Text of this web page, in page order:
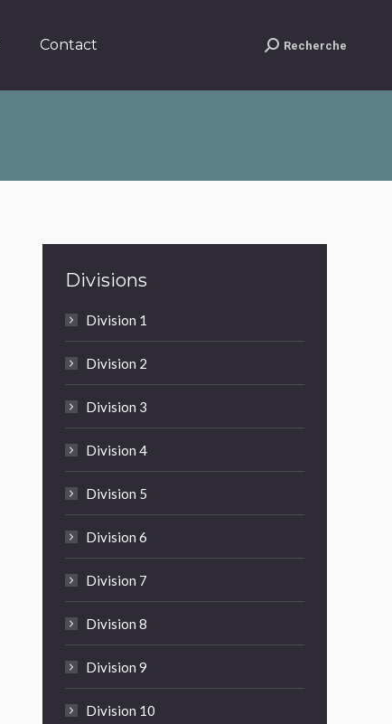
Contact Search:
Recherche
Divisions
Division 1
Division 2
Division 3
Division 4
Division 5
Division 6
Division 7
Division 8
Division 9
Division 10
Search: